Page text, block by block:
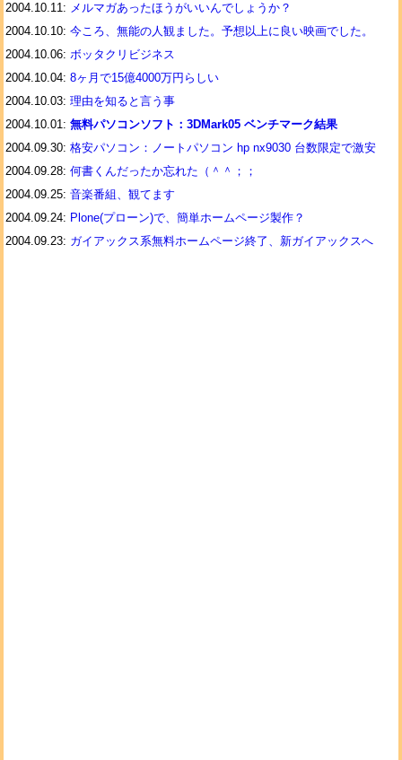
2004.10.11: メルマガあったほうがいいんでしょうか？
2004.10.10: 今ころ、無能の人観ました。予想以上に良い映画でした。
2004.10.06: ボッタクリビジネス
2004.10.04: 8ヶ月で15億4000万円らしい
2004.10.03: 理由を知ると言う事
2004.10.01: 無料パソコンソフト：3DMark05 ベンチマーク結果
2004.09.30: 格安パソコン：ノートパソコン hp nx9030 台数限定で激安
2004.09.28: 何書くんだったか忘れた（＾＾；；
2004.09.25: 音楽番組、観てます
2004.09.24: Plone(プローン)で、簡単ホームページ製作？
2004.09.23: ガイアックス系無料ホームページ終了、新ガイアックスへ